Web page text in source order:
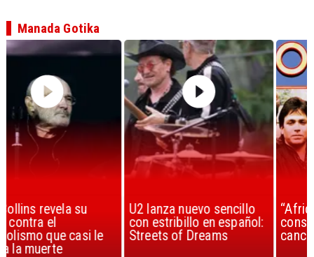
U2 lanza nuevo sencillo
con estribillo en español:
Streets of Dreams
“Africa” de Toto es
considerada la mejor
canción, según la ciencia
Manada Gotika